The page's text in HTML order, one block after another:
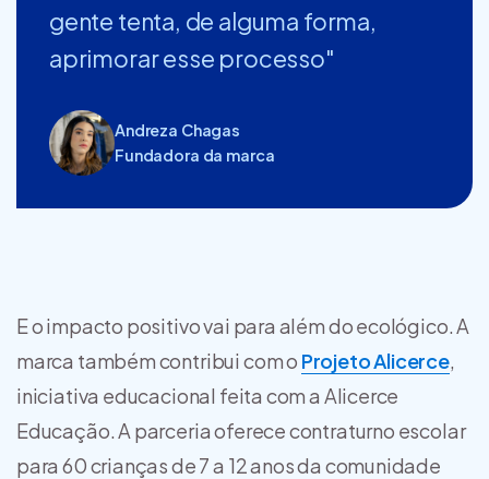
gente tenta, de alguma forma,
aprimorar esse processo"
Andreza Chagas
Fundadora da marca
E o impacto positivo vai para além do ecológico. A
marca também contribui com o Projeto Alicerce,
iniciativa educacional feita com a Alicerce
Educação. A parceria oferece contraturno escolar
para 60 crianças de 7 a 12 anos da comunidade